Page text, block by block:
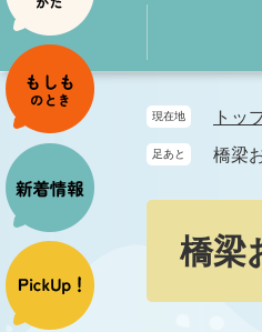
で
す
。
ば
し
て
本
文
現在地 トッ
足あと 橋梁
橋梁